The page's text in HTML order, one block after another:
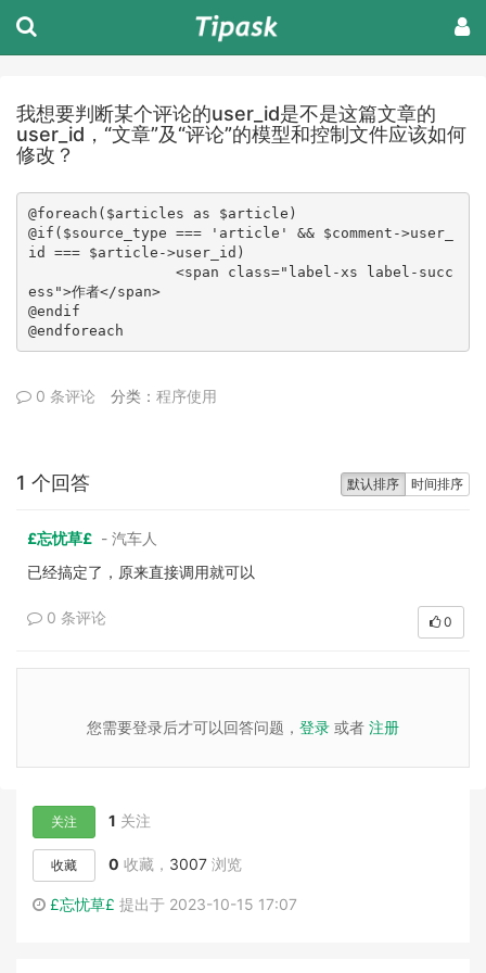
我想要判断某个评论的user_id是不是这篇文章的
user_id，“文章”及“评论”的模型和控制文件应该如何
修改？
@foreach($articles as $article)
@if($source_type === 'article' && $comment->user_
id === $article->user_id)
<span class="label-xs label-succ
ess">作者</span>
@endif
@endforeach
0 条评论 分类： 程序使用
默认排序 时间排序
1 个回答
£忘忧草£ - 汽车人
已经搞定了，原来直接调用就可以
0 条评论 0
您需要登录后才可以回答问题， 登录 或者 注册
关注 1 关注
收藏 0 收藏， 3007 浏览
£忘忧草£ 提出于 2023-10-15 17:07